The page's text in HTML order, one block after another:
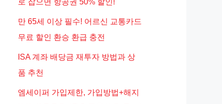
로 잡으면 항공권 50% 할인!
만 65세 이상 필수! 어르신 교통카드
무료 할인 환승 환급 충전
ISA 계좌 배당금 재투자 방법과 상
품 추천
엠세이퍼 가입제한, 가입방법+해지